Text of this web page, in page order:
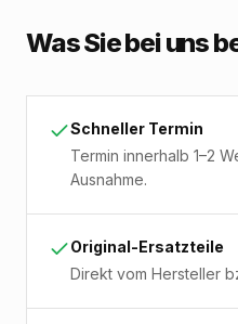
Was Sie bei uns
Schneller Termin
Termin innerhalb 1–2
Ausnahme.
Original-Ersatzteile
Direkt vom Hersteller